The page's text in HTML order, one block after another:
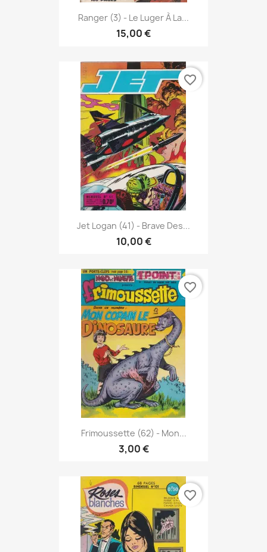
Ranger (3) - Le Luger À La...
15,00 €
Jet Logan (41) - Brave Des...
10,00 €
favorite_border
Frimoussette (62) - Mon...
3,00 €
favorite_border
favorite_border